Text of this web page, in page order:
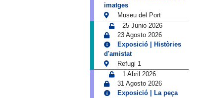
imatges
Museu del Port
25 Junio 2026
23 Agosto 2026
Exposició | Històries
d'amistat
Refugi 1
1 Abril 2026
31 Agosto 2026
Exposició | La peça